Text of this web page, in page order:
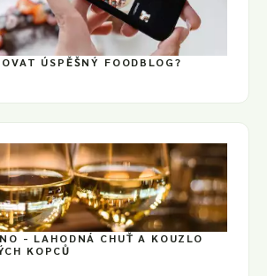
ÚSPĚŠNÝ FOODBLOG?
- LAHODNÁ CHUŤ A KOUZLO
KOPCŮ